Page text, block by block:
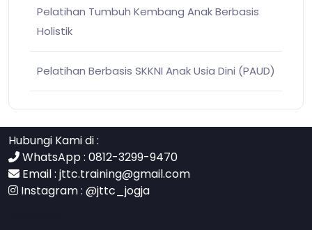
Pelatihan Tumbuh Kembang Anak Berbasis
Holistik
Pelatihan Berbasis SKKNI Anak Usia Dini (PAUD)
Hubungi Kami di :
WhatsApp : 0812-3299-9470
Email : jttc.training@gmail.com
Instagram : @jttc_jogja